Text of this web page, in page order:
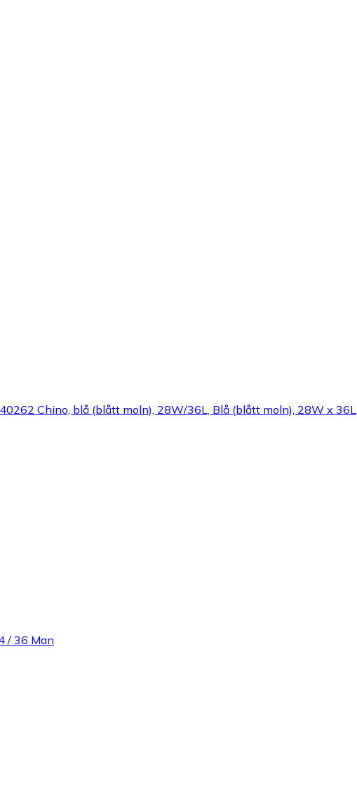
Chino, blå (blått moln), 28W/36L, Blå (blått moln), 28W x 36L
/ 36 Man